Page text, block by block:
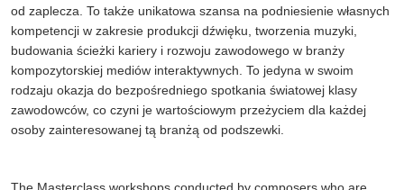
od zaplecza. To także unikatowa szansa na podniesienie własnych
kompetencji w zakresie produkcji dźwięku, tworzenia muzyki,
budowania ścieżki kariery i rozwoju zawodowego w branży
kompozytorskiej mediów interaktywnych. To jedyna w swoim
rodzaju okazja do bezpośredniego spotkania światowej klasy
zawodowców, co czyni je wartościowym przeżyciem dla każdej
osoby zainteresowanej tą branżą od podszewki.